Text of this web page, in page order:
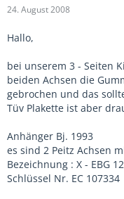
24. August 2008
Hallo,
bei unserem 3 - Seiten
beiden Achsen die
gebrochen und das
Tüv Plakette ist aber
Anhänger Bj. 1993
es sind 2 Peitz Achsen
Bezeichnung : X - EBG 12
Schlüssel Nr. EC 107334